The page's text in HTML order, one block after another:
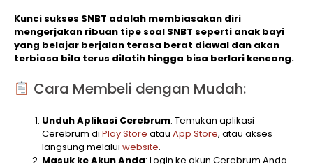
Kunci sukses SNBT adalah membiasakan diri
mengerjakan ribuan tipe soal SNBT seperti anak bayi
yang belajar berjalan terasa berat diawal dan akan
terbiasa bila terus dilatih hingga bisa berlari kencang.
Cara Membeli dengan Mudah:
Unduh Aplikasi Cerebrum: Temukan aplikasi
Cerebrum di Play Store atau App Store, atau akses
langsung melalui website.
Masuk ke Akun Anda: Login ke akun Cerebrum Anda